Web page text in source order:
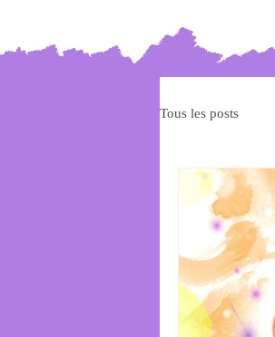
Tous les posts
Méditation